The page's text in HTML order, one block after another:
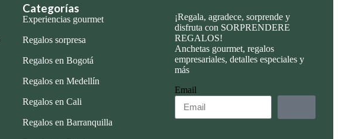
Categorías
Experiencias gourmet
Regalos sorpresa
Regalos en Bogotá
Regalos en Medellín
Regalos en Cali
Regalos en Barranquilla
¡Regala, agradece, sorprende y
disfruta con SORPRENDERE
REGALOS!
Anchetas gourmet, regalos
empresariales, detalles especiales y
más
Email